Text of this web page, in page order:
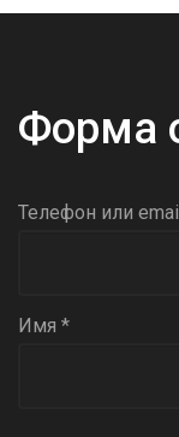
Форма
Телефон или
Имя *